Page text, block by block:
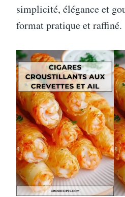
simplicité, élégance et
format pratique et raffiné.